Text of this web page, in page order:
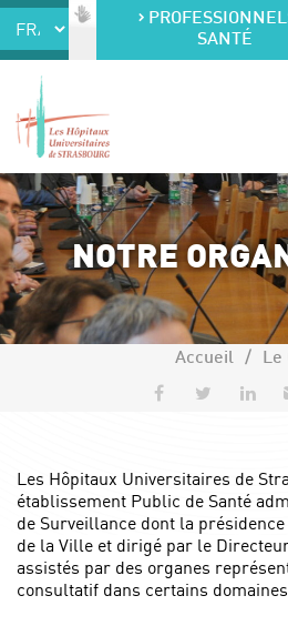
Accéder au contenu
Accéder au menu
SANTÉ
NOTRE
Accueil Le
Partager sur
Les Hôpitaux Universitaires de
établissement Public de Santé
de Surveillance dont la
de la Ville et dirigé par le
assistés par des organes
consultatif dans certains